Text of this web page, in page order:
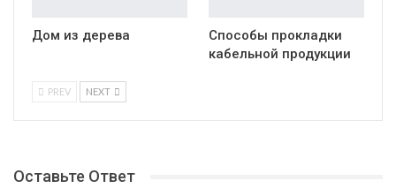
Дом из дерева
Способы прокладки
кабельной продукции
PREV NEXT
Оставьте Ответ